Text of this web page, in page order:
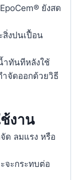
ยังสด
สิ่งปนเปื้อน
ำทันทีหลังใช้
จัดออกด้วยวิธี
งาน
ด ลมแรง หรือ
จะกระทบต่อ